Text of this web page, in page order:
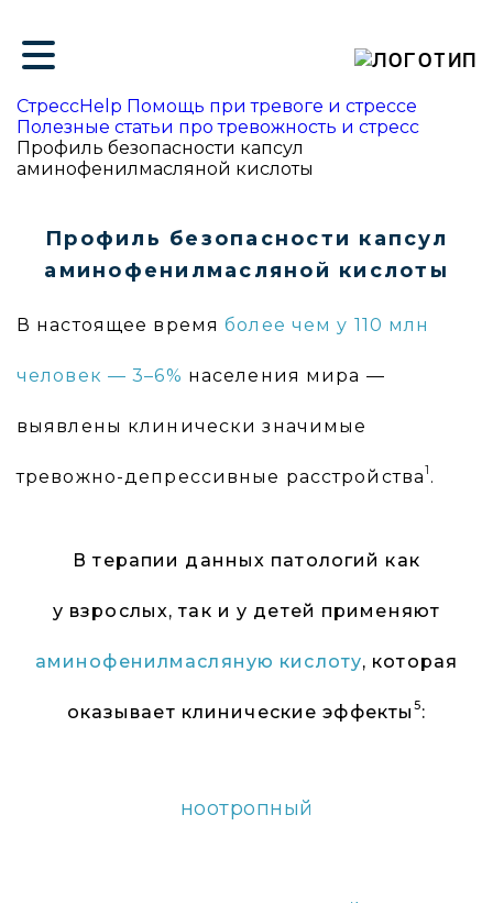
СтрессHelp Помощь при тревоге и стрессе
Полезные статьи про тревожность и стресс
Профиль безопасности капсул
аминофенилмасляной кислоты
Профиль безопасности капсул
аминофенилмасляной кислоты
В настоящее времяболее чем у 110 млн
человек — 3–6% населения мира —
выявлены клинически значимые
тревожно-депрессивные расстройства1 .
В терапии данных патологий как
у взрослых, так и у детей применяют
аминофенилмасляную кислоту, которая
оказывает клинические эффекты5:
ноотропный